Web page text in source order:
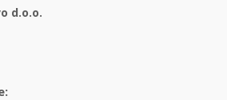
d.o.o.